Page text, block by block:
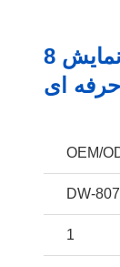
تبلت صنعتی مقاوم اندروید 9.0 با صفحه نمایش 8
OEM/
DW-807
1